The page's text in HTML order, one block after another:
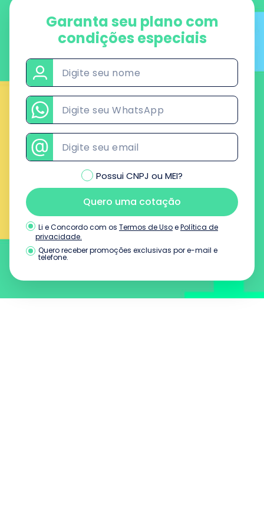
Garanta seu plano com
condições especiais
Possui CNPJ ou MEI?
Quero uma cotação
Li e Concordo com os Termos de UsoePolítica de
privacidade.
Quero receber promoções exclusivas por e-mail e
telefone.